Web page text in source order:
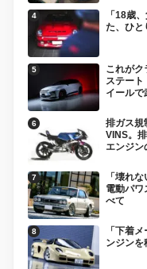
「18歳
た、ひと
これがク
ステー
イールで
排ガス規
VINS。
エンジン
「壊れ
電動パワ
べて
「下着
ンジンを